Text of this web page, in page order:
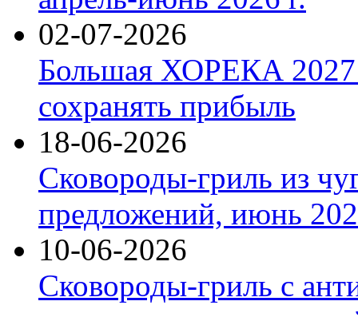
02-07-2026
Большая ХОРЕКА 2027:
сохранять прибыль
18-06-2026
Сковороды-гриль из
предложений, июнь
10-06-2026
Сковороды-гриль с